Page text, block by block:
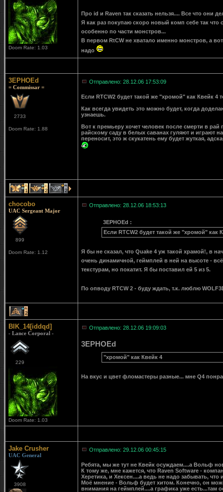
Doom Rate: 1.03
Про id и Raven так сказать нельзя.... Все что они
Я как раз покупаю скоро новый комп себе так
особенно по части монстров...
В первом RtCW не хватало именно монстров, а
надо
3EPHOEd
= Commissar =
2733
Doom Rate: 1.88
Отправлено: 28.12.06 17:53:09
Если RTCW2 будет такой же "хромой" как Квейк 4
Как всегда увидеть это можно будет, когда
узнаешь.
Вот к премьеру хочет человек после смерти в
райскому саду в белых саванах гуляют и играют
переносит, это ж скукатень ему будет жуткая,
1 2 2
chocobo
UAC Sergeant Major
899
Doom Rate: 1.12
Отправлено: 28.12.06 18:53:13
3EPHOEd :
Если RTCW2 будет такой же "хромой" как
Я бы не сказал, что Quake 4 уж такой храмой!, в
очень динамичной, геймплей в ней на высоте -
текстурам, но покатит. Я бы поставил ей 5 из 5.
По опводу RTCW 2 - буду ждать, т.к. люблю
2
BIK_14[iddqd]
- Lance Corporal -
229
Doom Rate: 1.03
Отправлено: 28.12.06 19:09:03
3EPHOEd
"хромой" как Квейк 4
На вкус и цвет фломастеры разные... мне Q4
Jake Crusher
UAC General
3908
Отправлено: 29.12.06 00:45:15
Ребята, мы же тут не Квейк осуждаем....а Вольф
К тому же, мне кажется, что Raven Software -
Херетика, и Хексен....а ведь не надо забывать,
Моё мнение - Вольф будет хитом. Конечно, он
внимания на геймплей....а графика уже есть...там